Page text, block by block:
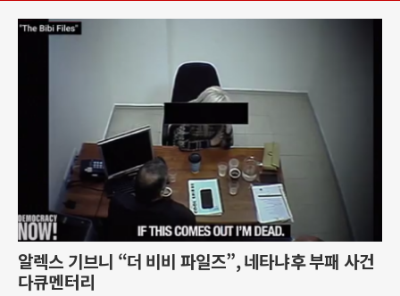
알렉스 기브니 “더 비비 파일즈”, 네타냐후 부패 사건
다큐멘터리